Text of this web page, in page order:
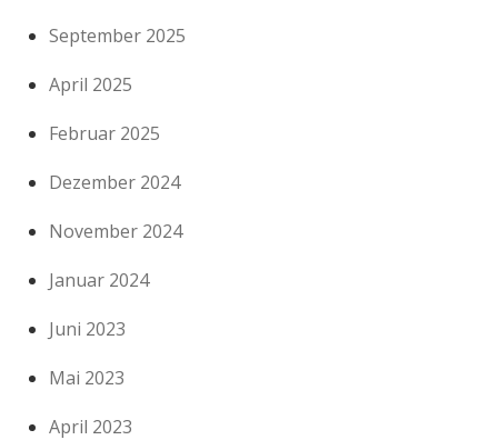
September 2025
April 2025
Februar 2025
Dezember 2024
November 2024
Januar 2024
Juni 2023
Mai 2023
April 2023